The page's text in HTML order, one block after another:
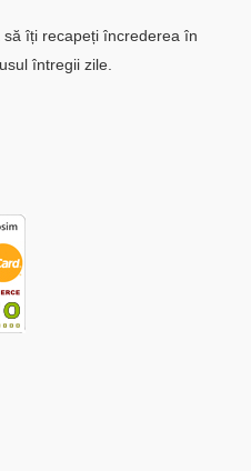
îți recapeți încrederea în
întregii zile.